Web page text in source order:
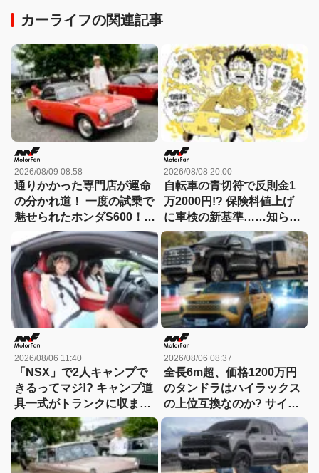
カーライフの関連記事
2026/08/09 08:58
通りかかった専門店が運命
の分かれ道！ 一度の試乗で
魅せられたホンダS600！
【花見の里で感謝の集いや
ります！】
2026/08/08 20:00
自転車の青切符で反則金1
万2000円!? 保険料値上げ
に車検の新基準……知らな
いと損する！カーライフの
新常識総まとめ
2026/08/06 11:40
「NSX」で2人キャンプで
きるってマジ!? キャンプ道
具一式がトランクに収まっ
た！「シビックRS」なら
車中泊もできる【Hondaキ
ャンプ】
2026/08/06 08:37
全長6m超、価格1200万円
のタンドラはハイラックス
の上位互換なのか? サイ
ズ・装備・走り・価格を徹
底比較して分かった決定的
な違い 【新型ハイラックス
徹底比較】